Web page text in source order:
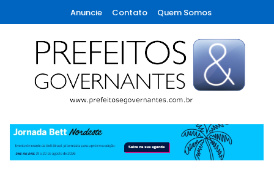
To
Content
Anuncie Contato Quem Somos
Prefeitos & Governantes